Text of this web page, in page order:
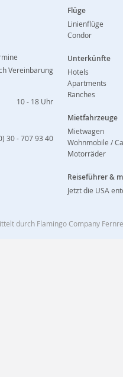
Vereinbarung
10 - 18 Uhr
30 - 707 93 40
Flüge
Linienflüge
Condor
Unterkünfte
Hotels
Apartments
Ranches
Mietfahrzeuge
Mietwagen
Wohnmobile /
Motorräder
Reiseführer &
Jetzt die USA
durch Flamingo Company